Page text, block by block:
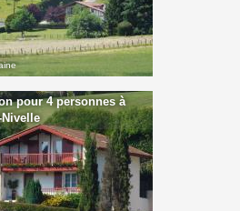
pour 4 personnes à
Nivelle